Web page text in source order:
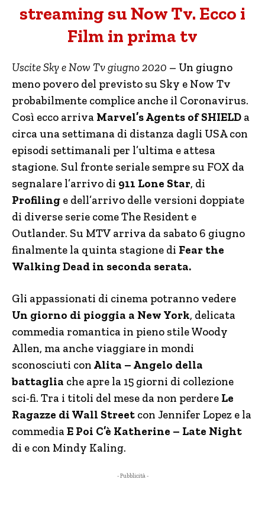
streaming su Now Tv. Ecco i
Film in prima tv
Uscite Sky e Now Tv giugno 2020 – Un giugno
meno povero del previsto su Sky e Now Tv
probabilmente complice anche il Coronavirus.
Così ecco arriva Marvel’s Agents of SHIELD a
circa una settimana di distanza dagli USA con
episodi settimanali per l’ultima e attesa
stagione. Sul fronte seriale sempre su FOX da
segnalare l’arrivo di 911 Lone Star, di
Profiling e dell’arrivo delle versioni doppiate
di diverse serie come The Resident e
Outlander. Su MTV arriva da sabato 6 giugno
finalmente la quinta stagione di Fear the
Walking Dead in seconda serata.
Gli appassionati di cinema potranno vedere
Un giorno di pioggia a New York, delicata
commedia romantica in pieno stile Woody
Allen, ma anche viaggiare in mondi
sconosciuti con Alita – Angelo della
battaglia che apre la 15 giorni di collezione
sci-fi. Tra i titoli del mese da non perdere Le
Ragazze di Wall Street con Jennifer Lopez e la
commediaE Poi C’è Katherine – Late Night
di e con Mindy Kaling.
- Pubblicità -